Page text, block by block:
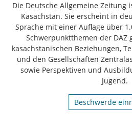
Die Deutsche Allgemeine Zeitung
Kasachstan. Sie erscheint in
Sprache mit einer Auflage über
Schwerpunktthemen der DAZ
kasachstanischen Beziehungen,
und den Gesellschaften
sowie Perspektiven und
Jugend.
Beschwerde